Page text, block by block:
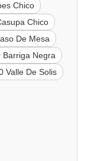
Chico
Chico
De Mesa
Barriga Negra
Valle De Solis